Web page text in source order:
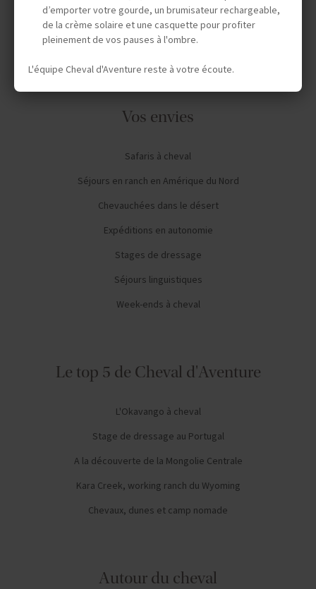
AVIS CAVALIERS
Vos envies
Safaris à cheval
Séjours en ranch en Amérique du Nord
Chevauchées dans le désert
Expéditions en autonomie
Stages de dressage
Séjours linguistiques
Week-ends à cheval
Le top 5 de Cheval d'Aventure
L'Okavango à cheval
Stage de dressage au Portugal
A la découverte de la Mongolie Centrale
Kara Creek, working ranch du Wyoming
Chevaux, dunes et camp nomade
Autour du cheval
d’emporter votre gourde, un brumisateur rechargeable,
de la crème solaire et une casquette pour profiter
pleinement de vos pauses à l'ombre.
L'équipe Cheval d'Aventure reste à votre écoute.